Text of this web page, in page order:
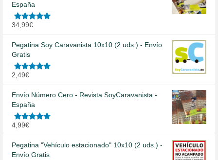
España
Valorado
34,99€
Pegatina Soy Caravanista 10x10 (2 uds.) - Envío
Gratis
Valorado
2,49€
Envío Número Cero - Revista SoyCaravanista -
España
Valorado
4,99€
Pegatina "Vehículo estacionado" 10x10 (2 uds.) -
Envío Gratis